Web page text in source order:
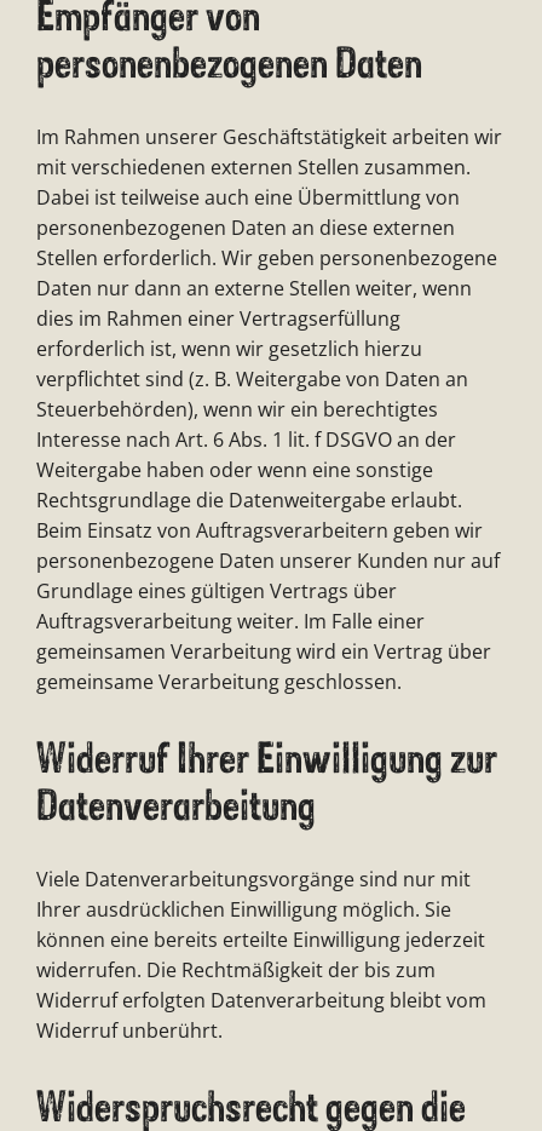
Empfänger von
personenbezogenen Daten
Im Rahmen unserer Geschäftstätigkeit arbeiten wir
mit verschiedenen externen Stellen zusammen.
Dabei ist teilweise auch eine Übermittlung von
personenbezogenen Daten an diese externen
Stellen erforderlich. Wir geben personenbezogene
Daten nur dann an externe Stellen weiter, wenn
dies im Rahmen einer Vertragserfüllung
erforderlich ist, wenn wir gesetzlich hierzu
verpflichtet sind (z. B. Weitergabe von Daten an
Steuerbehörden), wenn wir ein berechtigtes
Interesse nach Art. 6 Abs. 1 lit. f DSGVO an der
Weitergabe haben oder wenn eine sonstige
Rechtsgrundlage die Datenweitergabe erlaubt.
Beim Einsatz von Auftragsverarbeitern geben wir
personenbezogene Daten unserer Kunden nur auf
Grundlage eines gültigen Vertrags über
Auftragsverarbeitung weiter. Im Falle einer
gemeinsamen Verarbeitung wird ein Vertrag über
gemeinsame Verarbeitung geschlossen.
Widerruf Ihrer Einwilligung zur
Datenverarbeitung
Viele Datenverarbeitungsvorgänge sind nur mit
Ihrer ausdrücklichen Einwilligung möglich. Sie
können eine bereits erteilte Einwilligung jederzeit
widerrufen. Die Rechtmäßigkeit der bis zum
Widerruf erfolgten Datenverarbeitung bleibt vom
Widerruf unberührt.
Widerspruchsrecht gegen die